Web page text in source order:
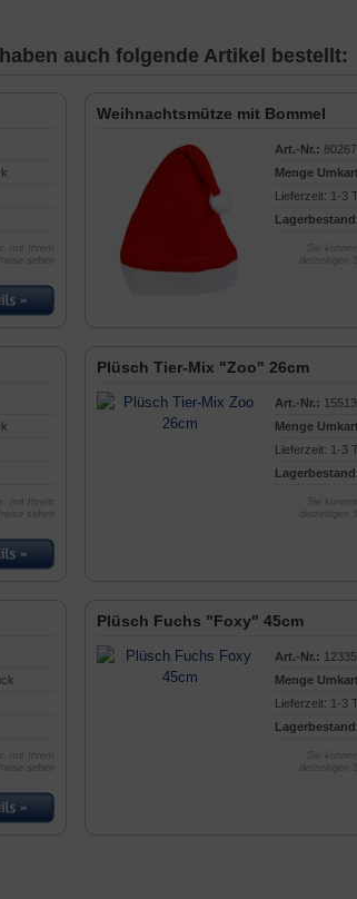
auch folgende Artikel bestellt:
mit Ihrem
sehen
Weihnachtsmütze mit Bommel
Art.-Nr.:
Menge
Lieferzeit: 1-3
Sie
derzeitigen
mit Ihrem
sehen
Plüsch Tier-Mix "Zoo" 26cm
Art.-Nr.:
Menge
Lieferzeit: 1-3
Sie
derzeitigen
mit Ihrem
sehen
Plüsch Fuchs "Foxy" 45cm
Art.-Nr.:
Menge
Lieferzeit: 1-3
Sie
derzeitigen